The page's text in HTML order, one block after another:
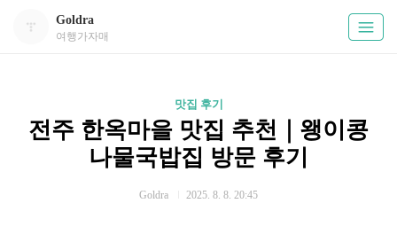
Goldra
여행가자매
맛집 후기
전주 한옥마을 맛집 추천｜왱이콩
나물국밥집 방문 후기
Goldra 2025. 8. 8. 20:45